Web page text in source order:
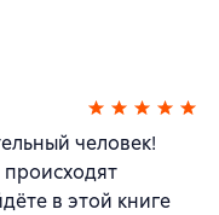
человек!
в этой книге